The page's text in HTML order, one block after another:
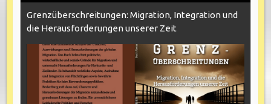
Grenzüberschreitungen: Migration, Integration und
die Herausforderungen unserer Zeit